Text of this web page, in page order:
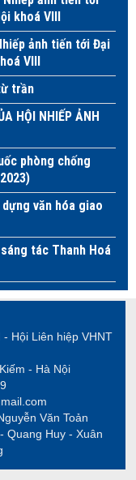
khoá VIII
ảnh tiến tới Đại
VIII
trần
HỘI NHIẾP ẢNH
phòng chống
văn hóa giao
tác Thanh Hoá
- Hội Liên hiệp VHNT
- Hà Nội
Văn Toản
Quang Huy - Xuân